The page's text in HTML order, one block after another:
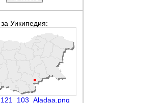
за Уикипедия: